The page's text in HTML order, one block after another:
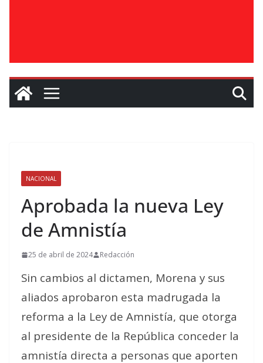
NACIONAL
Aprobada la nueva Ley
de Amnistía
25 de abril de 2024 Redacción
Sin cambios al dictamen, Morena y sus
aliados aprobaron esta madrugada la
reforma a la Ley de Amnistía, que otorga
al presidente de la República conceder la
amnistía directa a personas que aporten